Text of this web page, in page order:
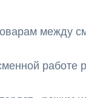
между
работе